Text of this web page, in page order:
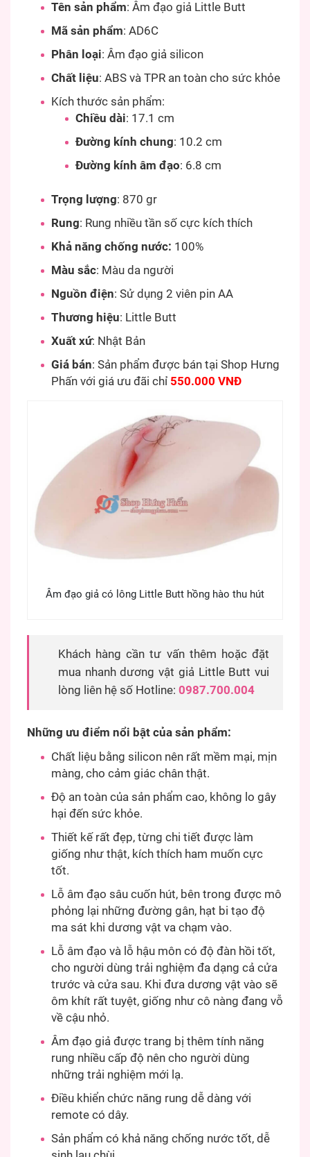
Tên sản phẩm: Âm đạo giả Little Butt
Mã sản phẩm: AD6C
Phân loại: Âm đạo giả silicon
Chất liệu: ABS và TPR an toàn cho sức khỏe
Kích thước sản phẩm:
Chiều dài: 17.1 cm
Đường kính chung: 10.2 cm
Đường kính âm đạo: 6.8 cm
Trọng lượng: 870 gr
Rung: Rung nhiều tần số cực kích thích
Khả năng chống nước: 100%
Màu sắc: Màu da người
Nguồn điện: Sử dụng 2 viên pin AA
Thương hiệu: Little Butt
Xuất xứ: Nhật Bản
Giá bán: Sản phẩm được bán tại Shop Hưng
Phấn với giá ưu đãi chỉ 550.000 VNĐ
Âm đạo giả có lông Little Butt hồng hào thu hút
Khách hàng cần tư vấn thêm hoặc đặt
mua nhanh dương vật giả Little Butt vui
lòng liên hệ số Hotline: 0987.700.004
Những ưu điểm nổi bật của sản phẩm:
Chất liệu bằng silicon nên rất mềm mại, mịn
màng, cho cảm giác chân thật.
Độ an toàn của sản phẩm cao, không lo gây
hại đến sức khỏe.
Thiết kế rất đẹp, từng chi tiết được làm
giống như thật, kích thích ham muốn cực
tốt.
Lỗ âm đạo sâu cuốn hút, bên trong được mô
phỏng lại những đường gân, hạt bi tạo độ
ma sát khi dương vật va chạm vào.
Lỗ âm đạo và lỗ hậu môn có độ đàn hồi tốt,
cho người dùng trải nghiệm đa dạng cả cửa
trước và cửa sau. Khi đưa dương vật vào sẽ
ôm khít rất tuyệt, giống như cô nàng đang vỗ
về cậu nhỏ.
Âm đạo giả được trang bị thêm tính năng
rung nhiều cấp độ nên cho người dùng
những trải nghiệm mới lạ.
Điều khiển chức năng rung dễ dàng với
remote có dây.
Sản phẩm có khả năng chống nước tốt, dễ